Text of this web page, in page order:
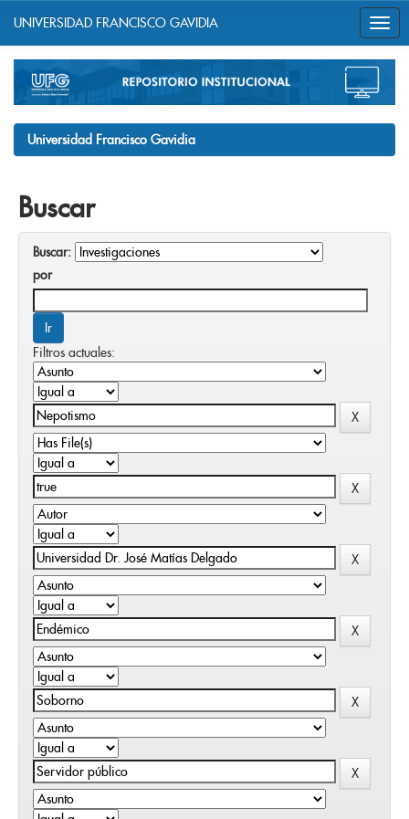
navigation
UNIVERSIDAD FRANCISCO GAVIDIA
Universidad Francisco Gavidia
Buscar
Buscar:
por
Filtros actuales: